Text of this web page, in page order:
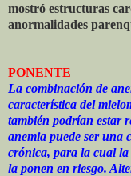
mostró estructuras
anormalidades
PONENTE
La combinación de
característica del
también podrían estar
anemia puede ser una
crónica, para la cual la
la ponen en riesgo.